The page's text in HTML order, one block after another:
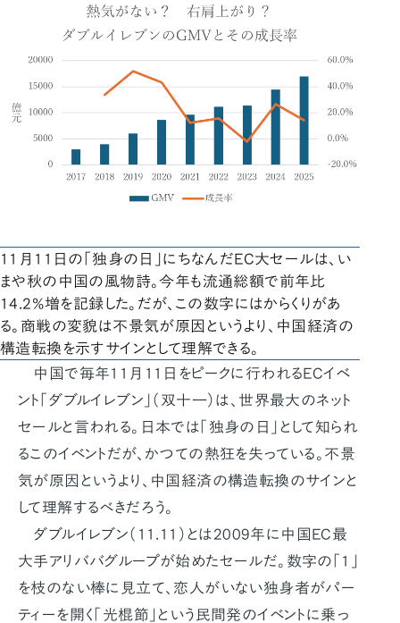
11月11日の「独身の日」にちなんだEC大セールは、い
まや秋の中国の風物詩。今年も流通総額で前年比
14.2%増を記録した。だが、この数字にはからくりがあ
る。商戦の変貌は不景気が原因というより、中国経済の
構造転換を示すサインとして理解できる。
中国で毎年11月11日をピークに行われるECイベ
ント「ダブルイレブン」（双十一）は、世界最大のネット
セールと言われる。日本では「独身の日」として知られ
るこのイベントだが、かつての熱狂を失っている。不景
気が原因というより、中国経済の構造転換のサインと
して理解するべきだろう。
ダブルイレブン（11.11）とは2009年に中国EC最
大手アリババグループが始めたセールだ。数字の「1」
を枝のない棒に見立て、恋人がいない独身者がパー
ティーを開く「光棍節」という民間発のイベントに乗っ